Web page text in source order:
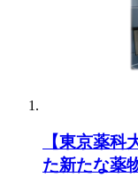
【東京薬科
た新たな薬